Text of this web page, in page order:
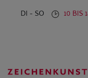
DI - SO 10 BIS